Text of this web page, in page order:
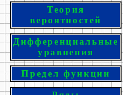
Теория
вероятностей
Дифференциальные
уравнения
Предел функции